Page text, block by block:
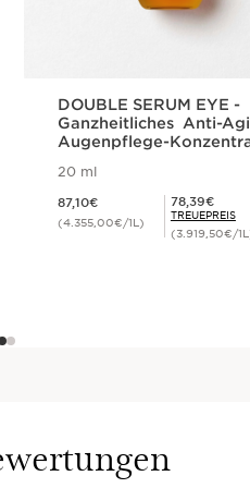
DOUBLE SERUM EYE -
Ganzheitliches Anti-
Augenpflege-
20 ml
87,10€
(4.355,00€/1L)
Mitgliederpreis 78,39€
78,39€
TREUEPREIS
(3.919,50€/